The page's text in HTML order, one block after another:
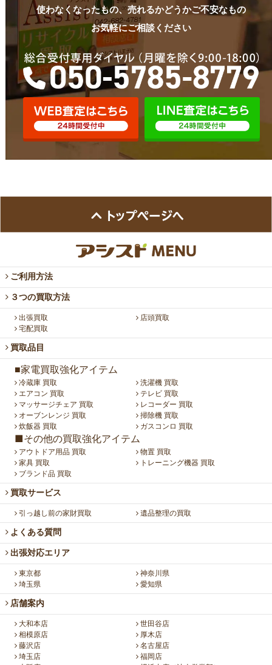
使わなくなったもの、売れるかどうかご不安なもの
お気軽にご相談ください
ご利用方法
３つの買取方法
出張買取
店頭買取
宅配買取
買取品目
■家電買取強化アイテム
冷蔵庫 買取
洗濯機 買取
エアコン 買取
テレビ 買取
マッサージチェア 買取
レコーダー 買取
オーブンレンジ 買取
掃除機 買取
炊飯器 買取
ガスコンロ 買取
■その他の買取強化アイテム
アウトドア用品 買取
物置 買取
家具 買取
トレーニング機器 買取
ブランド品 買取
買取サービス
引っ越し前の家財買取 遺品整理の買取
よくある質問
出張対応エリア
東京都
神奈川県
埼玉県
愛知県
店舗案内
大和本店
世田谷店
相模原店
厚木店
藤沢店
名古屋店
埼玉店
福岡店